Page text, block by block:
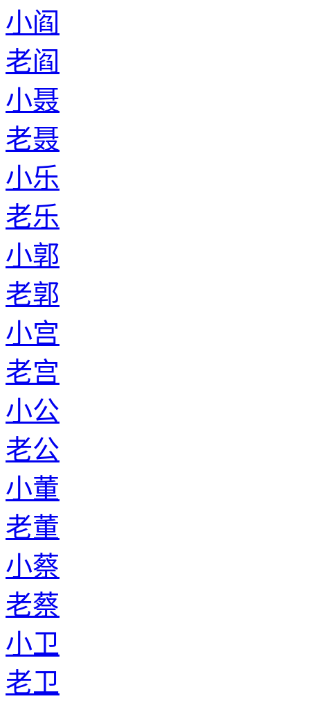
小阎
老阎
小聂
老聂
小乐
老乐
小郭
老郭
小宫
老宫
小公
老公
小董
老董
小蔡
老蔡
小卫
老卫